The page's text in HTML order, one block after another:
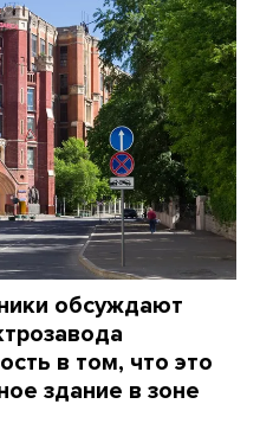
обсуждают
в том, что это
здание в зоне